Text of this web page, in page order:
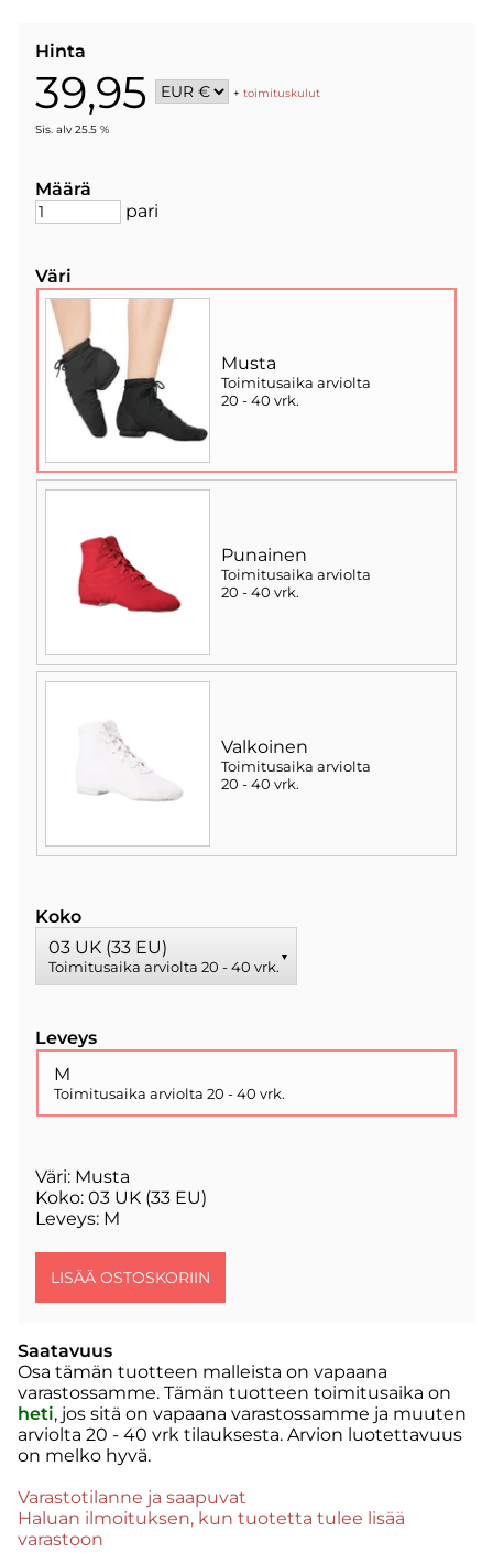
Hinta
39,95 +toimituskulut
Sis. alv 25.5 %
Määrä
pari
Väri
Musta
Toimitusaika arviolta
20 - 40 vrk.
Punainen
Toimitusaika arviolta
20 - 40 vrk.
Valkoinen
Toimitusaika arviolta
20 - 40 vrk.
Koko
03 UK (33 EU)
Toimitusaika arviolta20 - 40 vrk.
▼
Leveys
M
Toimitusaika arviolta 20 - 40 vrk.
Väri: Musta
Koko: 03 UK (33 EU)
Leveys: M
Saatavuus
Osa tämän tuotteen malleista on vapaana
varastossamme. Tämän tuotteen toimitusaika on
heti, jos sitä on vapaana varastossamme ja muuten
arviolta 20 - 40 vrk tilauksesta. Arvion luotettavuus
on melko hyvä.
Varastotilanne ja saapuvat
Haluan ilmoituksen, kun tuotetta tulee lisää
varastoon